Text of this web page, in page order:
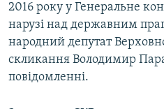
2016 року у Генеральне
нарузі над державним
народний депутат
скликання Володимир
повідомленні.